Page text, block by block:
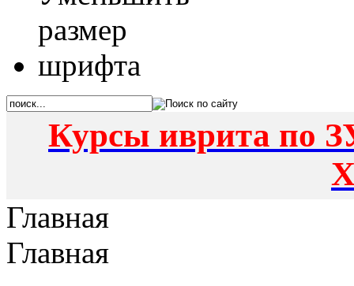
Курсы иврита по
Главная
Главная